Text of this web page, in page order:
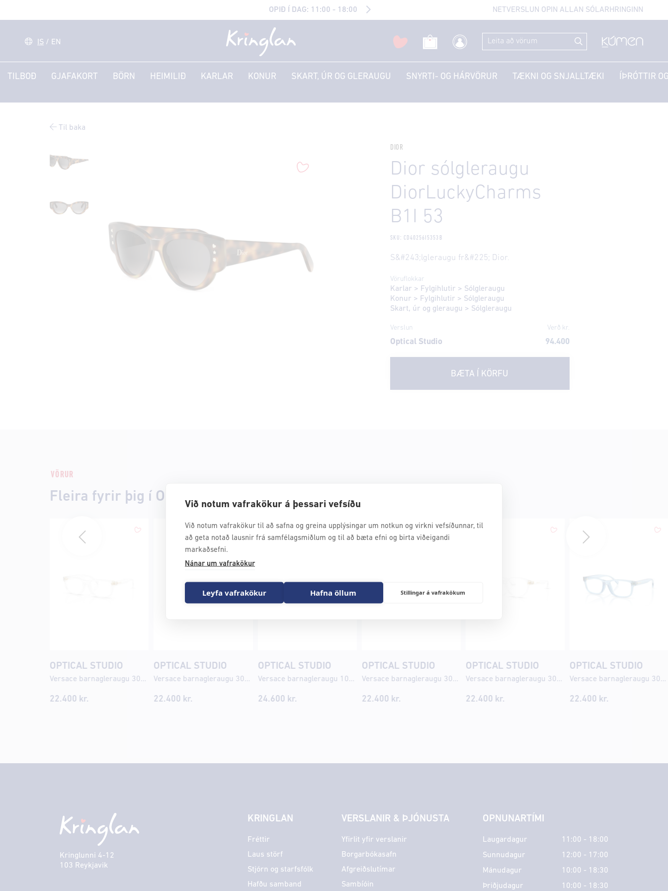
Við notum vafrakökur á þessari vefsíðu
Við notum vafrakökur til að safna og greina upplýsingar um notkun og virkni vefsíðunnar, til
að geta notað lausnir frá samfélagsmiðlum og til að bæta efni og birta viðeigandi
markaðsefni.
Nánar um vafrakökur
Leyfa vafrakökur Hafna öllum Stillingar á vafrakökum
OPIÐ Í DAG: 11:00 - 18:00 NETVERSLUN OPIN ALLAN SÓLARHRINGINN
IS / EN
TILBOÐ GJAFAKORT BÖRN HEIMILIÐ KARLAR KONUR SKART, ÚR OG GLERAUGU SNYRTI- OG HÁRVÖRUR TÆKNI OG SNJALLTÆKI ÍÞRÓTTIR
Til baka
DIOR
Dior sólgleraugu
DiorLuckyCharms
B1I 53
SKU: CD40256I5353B
S&#243;lgleraugu fr&#225; Dior.
Vöruflokkar
Karlar > Fylgihlutir > Sólgleraugu
Konur > Fylgihlutir > Sólgleraugu
Skart, úr og gleraugu > Sólgleraugu
Verslun Verð kr.
Optical Studio 94.400
BÆTA Í KÖRFU
VÖRUR
Fleira fyrir þig í Optical Studio
OPTICAL STUDIO
Versace barnagleraugu 3013U 49
22.400 kr.
OPTICAL STUDIO
Versace barnagleraugu 3016U 47
22.400 kr.
OPTICAL STUDIO
Versace barnagleraugu 1003 48
24.600 kr.
OPTICAL STUDIO
Versace barnagleraugu 3014U 48
22.400 kr.
OPTICAL STUDIO
Versace barnagleraugu 3014U 46
22.400 kr.
OPTICAL STUDIO
Versace barnagleraugu 3013U 49
22.400 kr.
Kringlunni 4-12
103 Reykjavik
KRINGLAN
Fréttir
Laus störf
Stjórn og starfsfólk
Hafðu samband
VERSLANIR & ÞJÓNUSTA
Yfirlit yfir verslanir
Borgarbókasafn
Afgreiðslutímar
Sambíóin
OPNUNARTÍMI
Laugardagur
11:00 - 18:00
Sunnudagur
12:00 - 17:00
Mánudagur
10:00 - 18:30
Þriðjudagur
10:00 - 18:30